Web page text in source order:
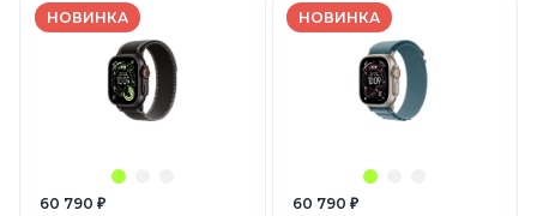
НОВИНКА
60 790 ₽
НОВИНКА
60 790 ₽